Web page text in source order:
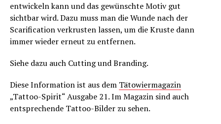
entwickeln kann und das gewünschte Motiv gut
sichtbar wird. Dazu muss man die Wunde nach der
Scarification verkrusten lassen, um die Kruste dann
immer wieder erneut zu entfernen.
Siehe dazu auch Cutting und Branding.
Diese Information ist aus dem Tätowiermagazin
„Tattoo-Spirit“ Ausgabe 21. Im Magazin sind auch
entsprechende Tattoo-Bilder zu sehen.